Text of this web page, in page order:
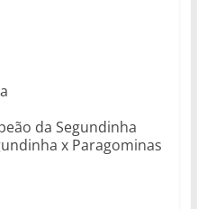
da Segundinha
x Paragominas